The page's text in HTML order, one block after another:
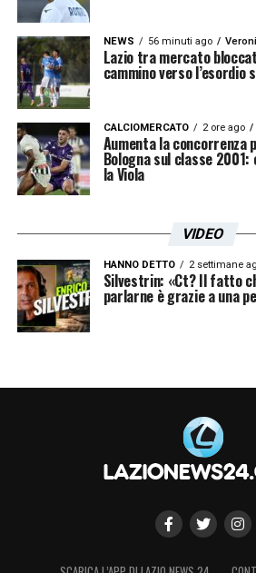
NEWS 56 minuti ago
Lazio tra mercato
cammino verso l’esordio
CALCIOMERCATO 2 ore ago
Aumenta la concorrenza
Bologna sul classe
la Viola
VIDEO
HANNO DETTO 2 settimane
Silvestrin: «Ct? Il fatto
parlarne è grazie a una